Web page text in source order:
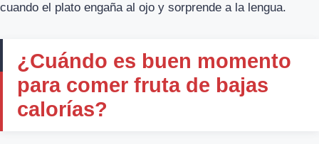
cuando el plato engaña al ojo y sorprende a la lengua.
¿Cuándo es buen momento
para comer fruta de bajas
calorías?